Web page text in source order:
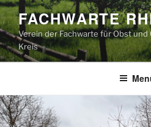
Zum
Inhalt
springen
FACHWARTE
Verein der Fachwarte für Obst
Kreis